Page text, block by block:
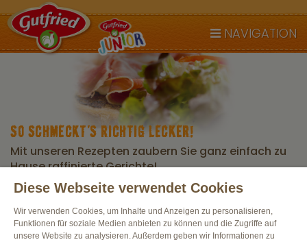
NAVIGATION
SO SCHMECKT’S RICHTIG LECKER!
Mit unseren Rezepten zaubern Sie ganz einfach zu
Hause raffinierte Gerichte!
Diese Webseite verwendet Cookies
Wir verwenden Cookies, um Inhalte und Anzeigen zu personalisieren,
Funktionen für soziale Medien anbieten zu können und die Zugriffe auf
unsere Website zu analysieren. Außerdem geben wir Informationen zu